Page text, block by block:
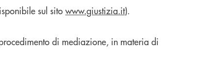
sul sitowww.giustizia.it).
di mediazione, in materia di